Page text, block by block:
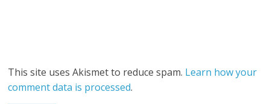
This site uses Akismet to reduce spam. Learn how your
comment data is processed.